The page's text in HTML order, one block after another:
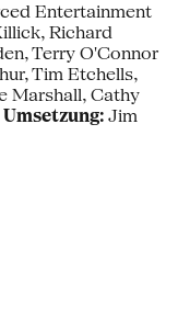
Entertainment
Richard
Terry O'Connor
Tim Etchells,
Marshall, Cathy
Jim